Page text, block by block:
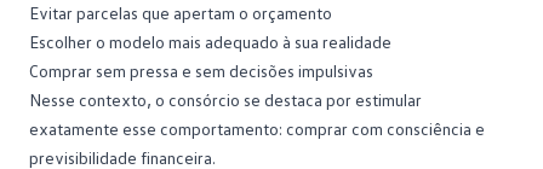
Evitar parcelas que apertam o orçamento
Escolher o modelo mais adequado à sua realidade
Comprar sem pressa e sem decisões impulsivas
Nesse contexto, o consórcio se destaca por estimular
exatamente esse comportamento: comprar com consciência e
previsibilidade financeira.